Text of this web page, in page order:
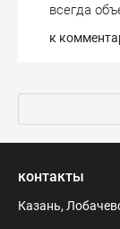
всегда
к
контакты
Казань,